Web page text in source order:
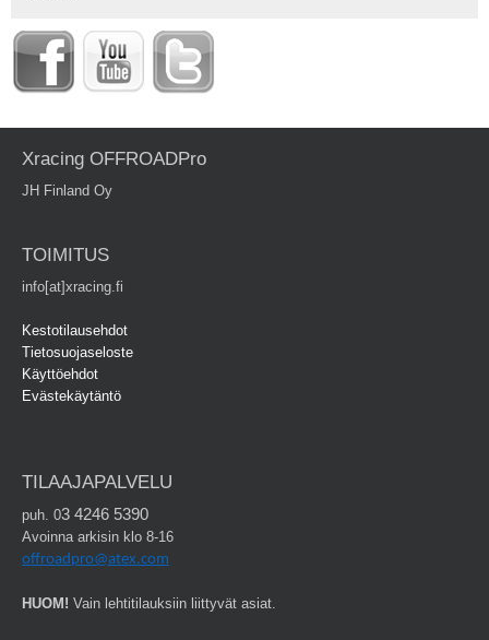
Xracing OFFROADPro
JH Finland Oy
TOIMITUS
info[at]xracing.fi
Kestotilausehdot
Tietosuojaseloste
Käyttöehdot
Evästekäytäntö
TILAAJAPALVELU
puh. 03 4246 5390
Avoinna arkisin klo 8-16
offroadpro@atex.com
HUOM! Vain lehtitilauksiin liittyvät asiat.